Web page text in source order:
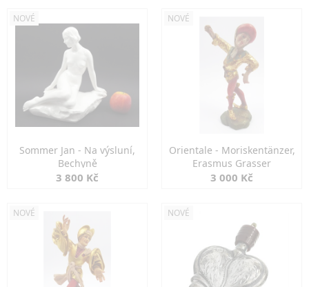
NOVÉ
Sommer Jan - Na výsluní,
Bechyně
3 800 Kč
NOVÉ
Orientale - Moriskentänzer,
Erasmus Grasser
3 000 Kč
NOVÉ NOVÉ